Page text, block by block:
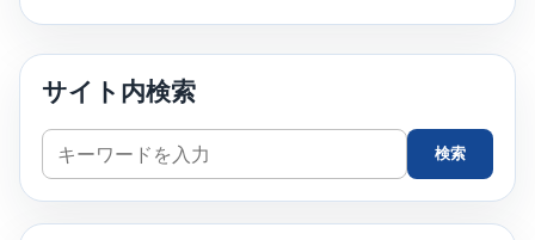
サイト内検索
サ
イ
ト
検索